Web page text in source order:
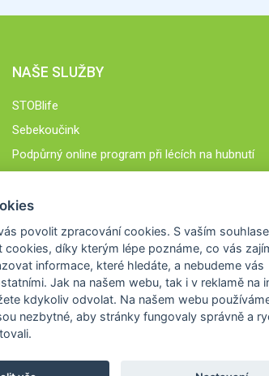
NAŠE SLUŽBY
STOBlife
Sebekoučink
Podpůrný online program při lécích na hubnutí
povolit zpracování cookies. S vaším
cookies, díky kterým lépe poznáme, co vás
informace, které hledáte, a nebudeme vás
Jak na našem webu, tak i v reklamě na
kdykoliv odvolat. Na našem webu
nezbytné, aby stránky fungovaly správně a